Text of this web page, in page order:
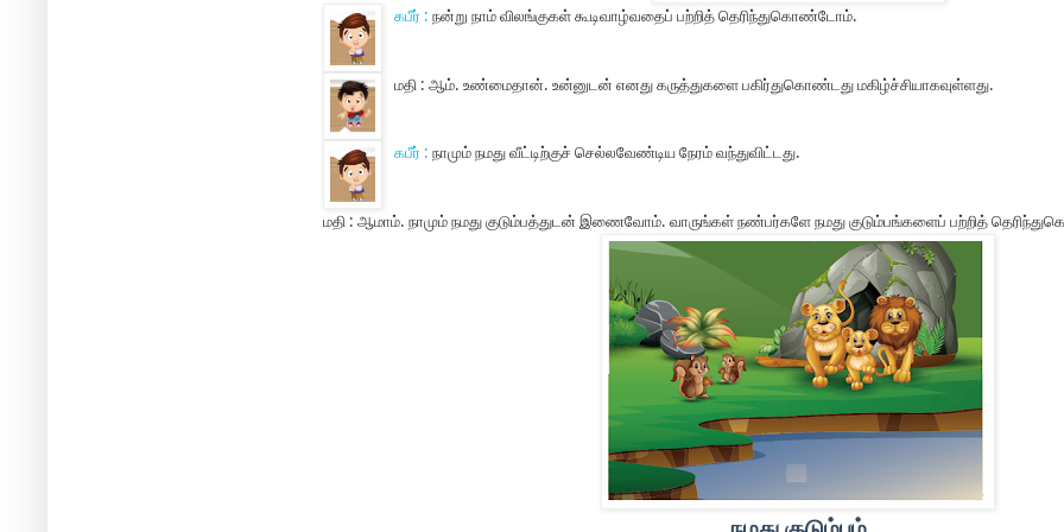
கபீர் : நன்று நாம் விலங்குகள் கூடிவாழ்வதைப் பற்றித் தெரிந்துகொண்டோம்.
மதி : ஆம். உண்மைதான். உன்னுடன் எனது கருத்துகளை பகிர்துகொண்டது மகிழ்ச்சியாகவுள்ளது.
கபீர் : நாமும் நமது வீட்டிற்குச் செல்லவேண்டிய நேரம் வந்துவிட்டது.
மதி : ஆமாம். நாமும் நமது குடும்பத்துடன் இணைவோம். வாருங்கள் நண்பர்களே நமது குடும்பங்களைப் பற்றித்